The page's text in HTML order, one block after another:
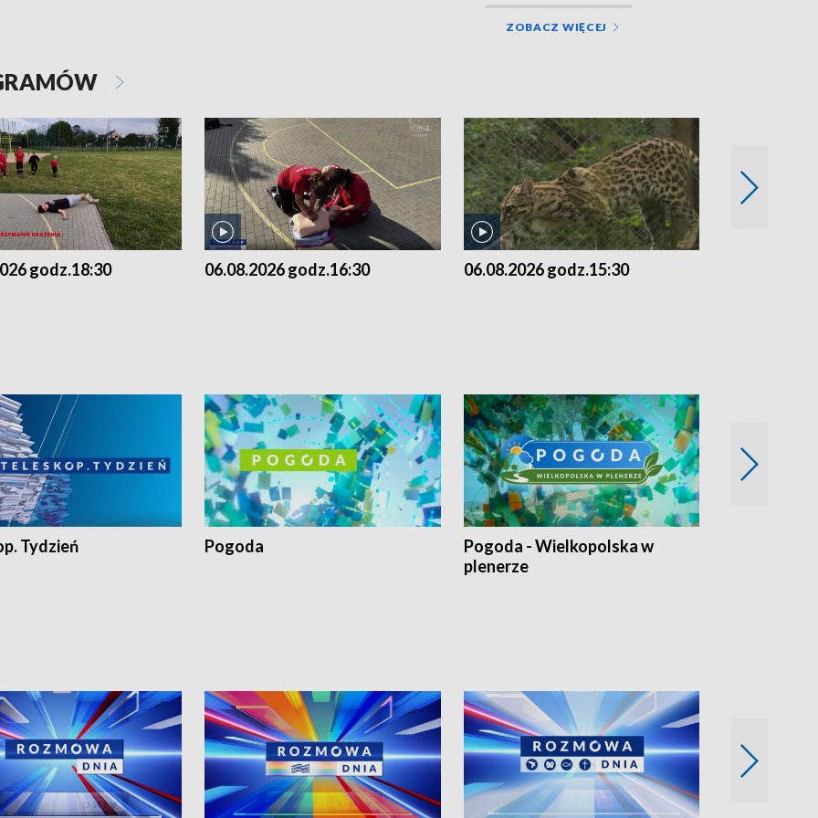
ZOBACZ WIĘCEJ
godz.18:30 06.08.2026 godz.16:30 06.08.2026 godz.15:30
Tydzień Pogoda
Pogoda - Wielkopolska w
plenerze